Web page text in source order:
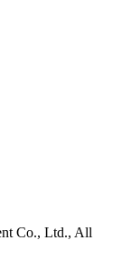
Co., Ltd., All